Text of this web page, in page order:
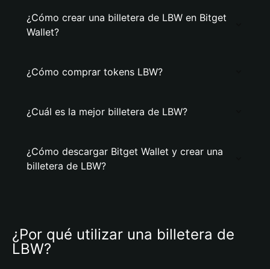
¿Cómo crear una billetera de LBW en Bitget
Wallet?
¿Cómo comprar tokens LBW?
¿Cuál es la mejor billetera de LBW?
¿Cómo descargar Bitget Wallet y crear una
billetera de LBW?
¿Por qué utilizar una billetera de
LBW?